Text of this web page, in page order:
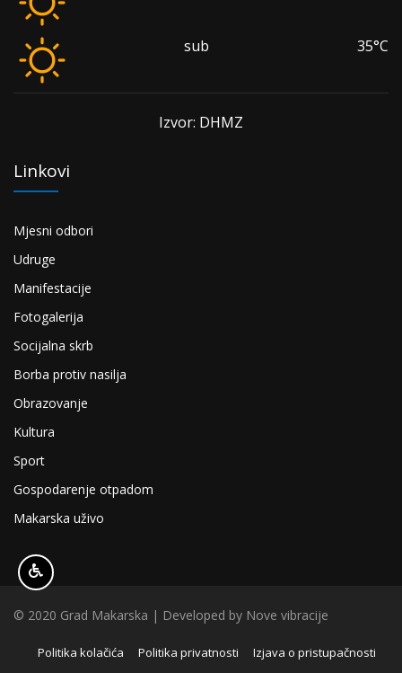
sub 35°C
Izvor: DHMZ
Linkovi
Mjesni odbori
Udruge
Manifestacije
Fotogalerija
Socijalna skrb
Borba protiv nasilja
Obrazovanje
Kultura
Sport
Gospodarenje otpadom
Makarska uživo
© 2020 Grad Makarska | Developed by Nove vibracije
Politika kolačića Politika privatnosti Izjava o pristupačnosti